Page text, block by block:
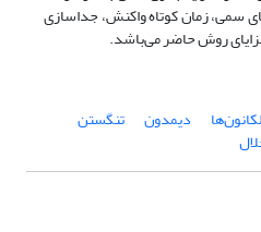
سمی، زمان کوتاه واکنش، جداسازی
روش حاضر می‌باشد.
دیمدون تنگستن